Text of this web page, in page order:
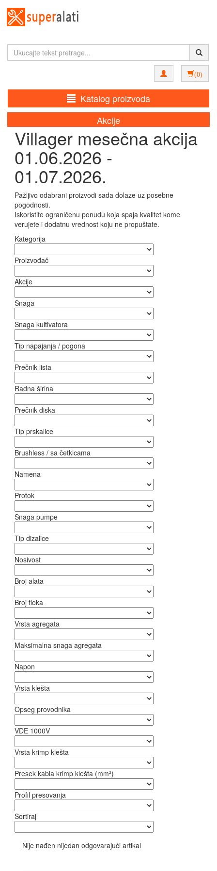
(0)
Katalog proizvoda
Akcije
Villager mesečna akcija
01.06.2026 -
01.07.2026.
Pažljivo odabrani proizvodi sada dolaze uz posebne
pogodnosti.
Iskoristite ograničenu ponudu koja spaja kvalitet kome
verujete i dodatnu vrednost koju ne propuštate.
Kategorija
Proizvođač
Akcije
Snaga
Snaga kultivatora
Tip napajanja / pogona
Prečnik lista
Radna širina
Prečnik diska
Tip prskalice
Brushless / sa četkicama
Namena
Protok
Snaga pumpe
Tip dizalice
Nosivost
Broj alata
Broj fioka
Vrsta agregata
Maksimalna snaga agregata
Napon
Vrsta klešta
Opseg provodnika
VDE 1000V
Vrsta krimp klešta
Presek kabla krimp klešta (mm²)
Profil presovanja
Sortiraj
Nije nađen nijedan odgovarajući artikal